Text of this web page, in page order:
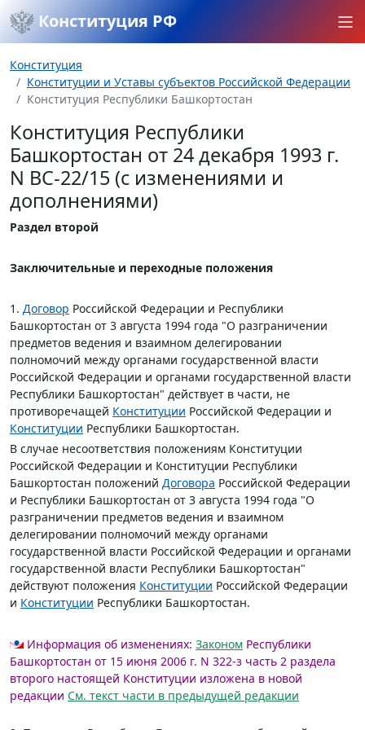
Конституция РФ
Конституция
Конституции и Уставы субъектов Российской Федерации
Конституция Республики Башкортостан
Конституция Республики
Башкортостан от 24 декабря 1993 г.
N ВС-22/15 (с изменениями и
дополнениями)
Раздел второй
Заключительные и переходные положения
1. Договор Российской Федерации и Республики
Башкортостан от 3 августа 1994 года "О разграничении
предметов ведения и взаимном делегировании
полномочий между органами государственной власти
Российской Федерации и органами государственной власти
Республики Башкортостан" действует в части, не
противоречащей Конституции Российской Федерации и
Конституции Республики Башкортостан.
В случае несоответствия положениям Конституции
Российской Федерации и Конституции Республики
Башкортостан положений Договора Российской Федерации
и Республики Башкортостан от 3 августа 1994 года "О
разграничении предметов ведения и взаимном
делегировании полномочий между органами
государственной власти Российской Федерации и органами
государственной власти Республики Башкортостан"
действуют положения Конституции Российской Федерации
и Конституции Республики Башкортостан.
Информация об изменениях: Законом Республики
Башкортостан от 15 июня 2006 г. N 322-з часть 2 раздела
второго настоящей Конституции изложена в новой
редакции См. текст части в предыдущей редакции